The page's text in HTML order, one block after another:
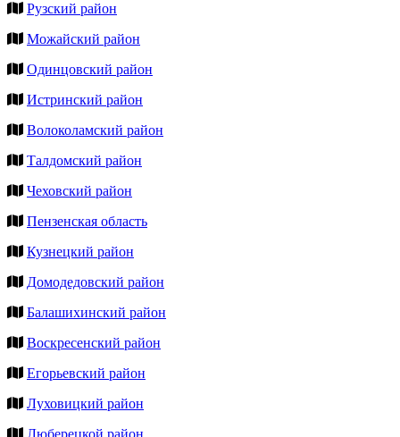
Рузский район
Можайский район
Одинцовский район
Истринский район
Волоколамский район
Талдомский район
Чеховский район
Пензенская область
Кузнецкий район
Домодедовский район
Балашихинский район
Воскресенский район
Егорьевский район
Луховицкий район